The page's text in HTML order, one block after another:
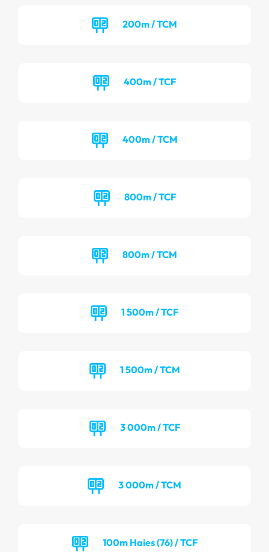
200m / TCM
400m / TCF
400m / TCM
800m / TCF
800m / TCM
1 500m / TCF
1 500m / TCM
3 000m / TCF
3 000m / TCM
100m Haies (76) / TCF